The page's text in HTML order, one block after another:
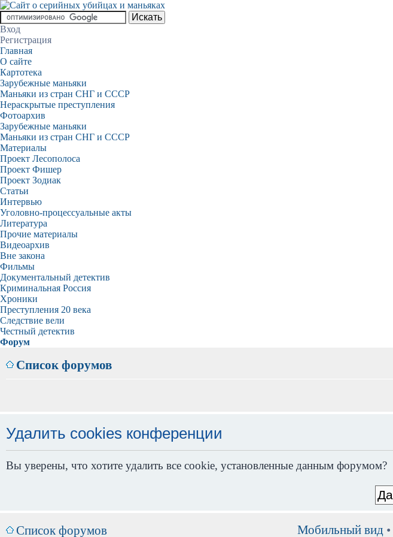
Вход
Регистрация
Главная
О сайте
Картотека
Зарубежные маньяки
Маньяки из стран СНГ и СССР
Нераскрытые преступления
Фотоархив
Зарубежные маньяки
Маньяки из стран СНГ и СССР
Материалы
Проект Лесополоса
Проект Фишер
Проект Зодиак
Статьи
Интервью
Уголовно-процессуальные акты
Литература
Прочие материалы
Видеоархив
Вне закона
Фильмы
Документальный детектив
Криминальная Россия
Хроники
Преступления 20 века
Следствие вели
Честный детектив
Форум
Список форумов
Удалить cookies конференции
Вы уверены, что хотите удалить все cookie, установленные данным форумом?
Список форумов Мобильный вид •